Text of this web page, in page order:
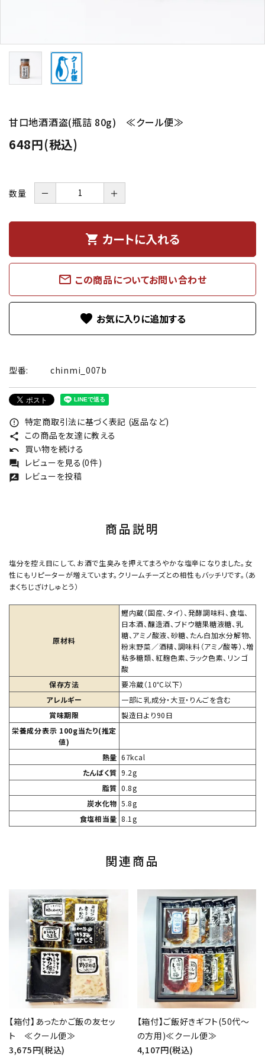
甘口地酒酒盗(瓶詰 80g) ≪クール便≫
648円(税込)
数量 － ＋
shopping_cart カートに入れる
mail_outline この商品についてお問い合わせ
favorite
型番: chinmi_007b
error_outline 特定商取引法に基づく表記 (返品など)
share この商品を友達に教える
undo 買い物を続ける
forum レビューを見る(0件)
rate_review レビューを投稿
商品説明
塩分を控え目にして、お酒で生臭みを押えてまろやかな塩辛になりました。女
性にもリピーターが増えています。クリームチーズとの相性もバッチリです。（あ
まくちじざけしゅとう）
原材料
鰹内蔵（国産、タイ）、発酵調味料、食塩、
日本酒、醸造酒、ブドウ糖果糖液糖、乳
糖、アミノ酸液、砂糖、たん白加水分解物、
粉末野菜／酒精、調味料（アミノ酸等）、増
粘多糖類、紅麹色素、ラック色素、リンゴ
酸
保存方法
要冷蔵（10℃以下）
アレルギー
一部に乳成分・大豆・りんごを含む
賞味期限
製造日より90日
栄養成分表示 100g当たり(推定
値)
熱量 67kcal
たんばく質 9.2g
脂質 0.8g
炭水化物 5.8g
食塩相当量 8.1g
関連商品
【箱付】あったかご飯の友セッ
ト ≪クール便≫
3,675円(税込)
【箱付】ご飯好きギフト(50代～
の方用)≪クール便≫
4,107円(税込)